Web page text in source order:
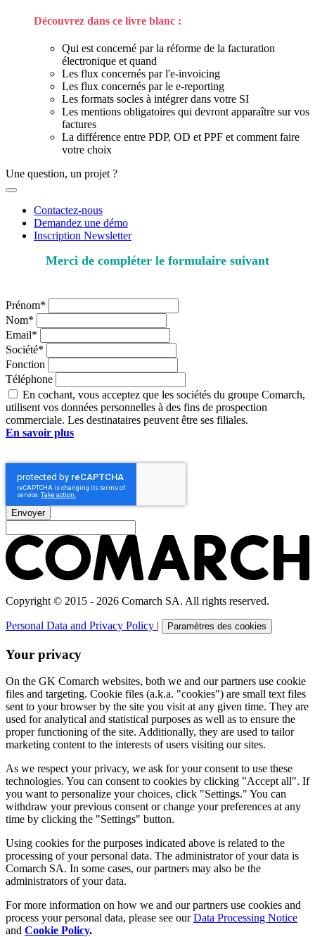
Découvrez dans ce livre blanc :
Qui est concerné par la réforme de la facturation
électronique et quand
Les flux concernés par l'e-invoicing
Les flux concernés par le e-reporting
Les formats socles à intégrer dans votre SI
Les mentions obligatoires qui devront apparaître sur vos
factures
La différence entre PDP, OD et PPF et comment faire
votre choix
Une question, un projet ?
Contactez-nous
Demandez une démo
Inscription Newsletter
Merci de compléter le formulaire suivant
Prénom*
Nom*
Email*
Société*
Fonction
Téléphone
En cochant, vous acceptez que les sociétés du groupe Comarch,
utilisent vos données personnelles à des fins de prospection
commerciale. Les destinataires peuvent être ses filiales.
En savoir plus
Envoyer
Copyright © 2015 - 2026 Comarch SA. All rights reserved.
Personal Data and Privacy Policy | Paramètres des cookies
Your privacy
On the GK Comarch websites, both we and our partners use cookie
files and targeting. Cookie files (a.k.a. "cookies") are small text files
sent to your browser by the site you visit at any given time. They are
used for analytical and statistical purposes as well as to ensure the
proper functioning of the site. Additionally, they are used to tailor
marketing content to the interests of users visiting our sites.
As we respect your privacy, we ask for your consent to use these
technologies. You can consent to cookies by clicking "Accept all". If
you want to personalize your choices, click "Settings." You can
withdraw your previous consent or change your preferences at any
time by clicking the "Settings" button.
Using cookies for the purposes indicated above is related to the
processing of your personal data. The administrator of your data is
Comarch SA. In some cases, our partners may also be the
administrators of your data.
For more information on how we and our partners use cookies and
process your personal data, please see ourData Processing Notice
and Cookie Policy.